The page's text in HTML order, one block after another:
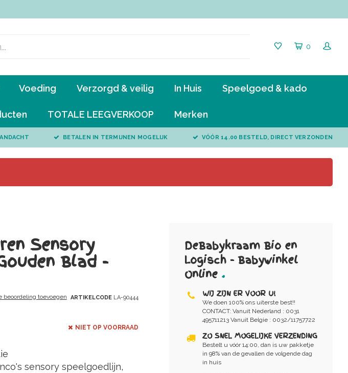
0
Voeding Verzorgd & veilig In Huis Speelgoed & kado
TOTALE LEEGVERKOOP Merken
BETALEN IN TERMIJNEN MOGELIJK VÓÓR 14.00 BESTELD, DIRECT VERZONDEN
Sensory
Blad -
beoordeling toevoegen ARTIKELCODELA-90444
NIET OP VOORRAAD
sensory speelgoedlijn,
DeBabykraam Bio en
Logisch - Babywinkel
Online .
WIJ ZIJN ER VOOR U!
We doen 100% ons uiterste best!!
CONTACT: Vanuit Nederland : 0031
495711213 Vanuit Belgie : 0032/11757722
ZO SNEL MOGELIJKE VERZENDING
Bestelt u vóór 14:00, dan is uw pakketje
in 98% van de gevallen de volgende dag
in huis